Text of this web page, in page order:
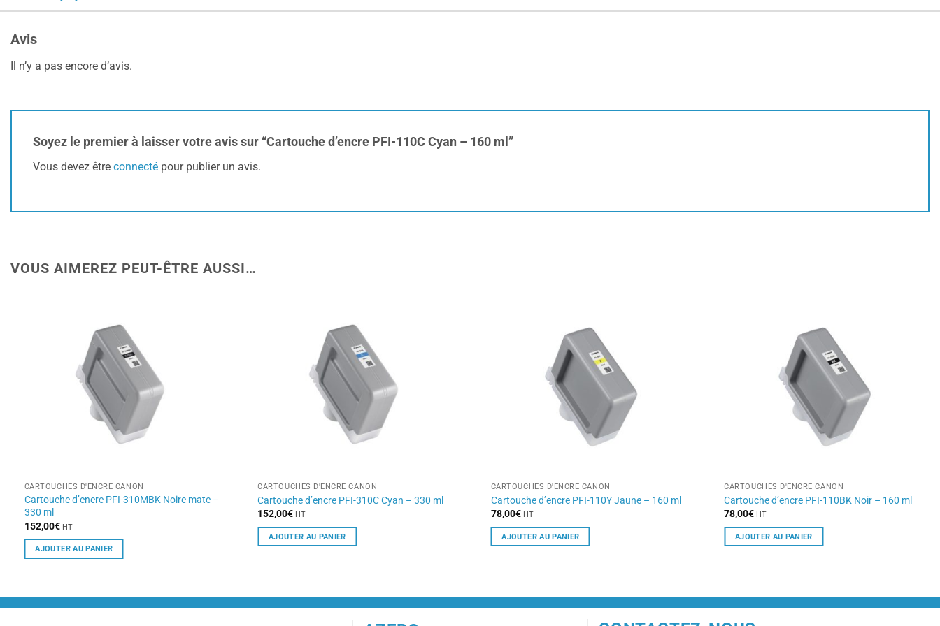
Avis
Il n’y a pas encore d’avis.
Soyez le premier à laisser votre avis sur “Cartouche d’encre PFI-110C Cyan – 160 ml”
Vous devez être connecté pour publier un avis.
VOUS AIMEREZ PEUT-ÊTRE AUSSI…
CARTOUCHES D'ENCRE CANON
Cartouche d’encre PFI-310MBK Noire mate –
330 ml
152,00€ HT
AJOUTER AU PANIER
CARTOUCHES D'ENCRE CANON
Cartouche d’encre PFI-310C Cyan – 330 ml
152,00€ HT
AJOUTER AU PANIER
CARTOUCHES D'ENCRE CANON
Cartouche d’encre PFI-110Y Jaune – 160 ml
78,00€ HT
AJOUTER AU PANIER
CARTOUCHES D'ENCRE CANON
Cartouche d’encre PFI-110BK Noir – 160 ml
78,00€ HT
AJOUTER AU PANIER